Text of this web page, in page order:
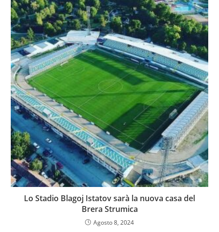
Lo Stadio Blagoj Istatov sarà la nuova casa del
Brera Strumica
Agosto 8, 2024